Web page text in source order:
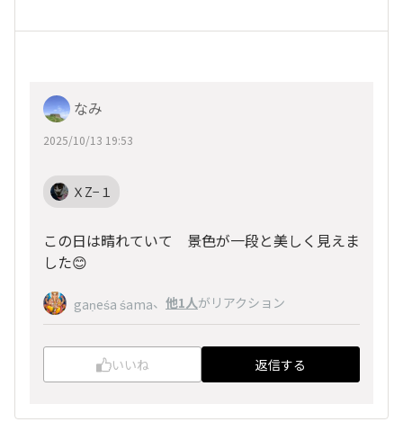
なみ
2025/10/13 19:53
ＸZ−１
この日は晴れていて 景色が一段と美しく見えま
した😊
gaṇeśa śama、 他1人がリアクション
いいね 返信する